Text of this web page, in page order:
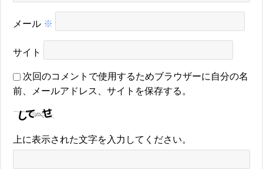
メール ※
サイト
次回のコメントで使用するためブラウザーに自分の名
前、メールアドレス、サイトを保存する。
上に表示された文字を入力してください。